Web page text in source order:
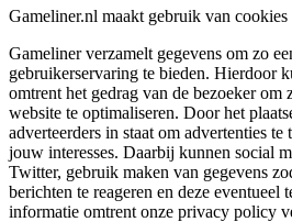
Gameliner.nl maakt gebruik van cookies
Gameliner verzamelt gegevens om zo
gebruikerservaring te bieden. Hierdoor
omtrent het gedrag van de bezoeker om
website te optimaliseren. Door het
adverteerders in staat om advertenties te
jouw interesses. Daarbij kunnen social
Twitter, gebruik maken van gegevens
berichten te reageren en deze eventueel
informatie omtrent onze privacy policy